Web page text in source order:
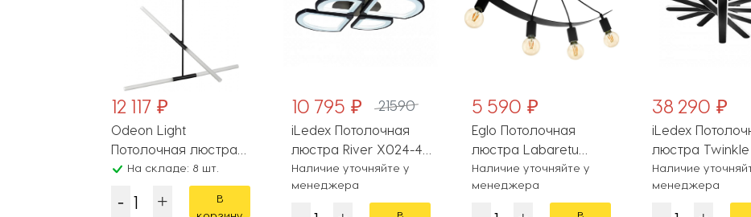
12 117 ₽
Odeon Light
Потолочная люстра
Soho 4307/4
На складе: 8 шт.
В
10 795 ₽ 21590
iLedex Потолочная
люстра River X024-4
BK
Наличие уточняйте у
менеджера
5 590 ₽
Eglo Потолочная
люстра Labaretu
99014
Наличие уточняйте у
менеджера
38 290 ₽
iLedex
люстра Twinkle
6-X-T BK
Наличие
менеджера